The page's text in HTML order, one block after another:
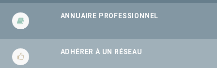
ANNUAIRE PROFESSIONNEL
ADHÉRER À UN RÉSEAU